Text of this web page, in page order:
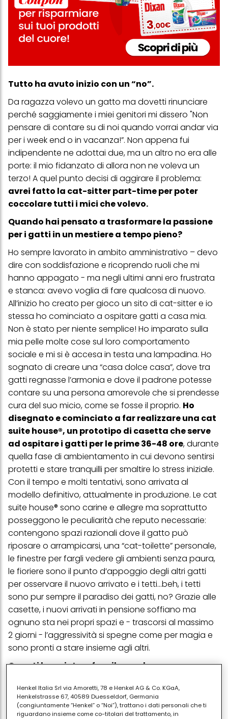
Tutto ha avuto inizio con un “no”.
Da ragazza volevo un gatto ma dovetti rinunciare
perché saggiamente i miei genitori mi dissero "Non
pensare di contare su di noi quando vorrai andar via
per i week end o in vacanza!”. Non appena fui
indipendente ne adottai due, ma un altro no era alle
porte: il mio fidanzato di allora non ne voleva un
terzo! A quel punto decisi di aggirare il problema:
avrei fatto la cat-sitter part-time per poter
coccolare tutti i mici che volevo.
Quando hai pensato a trasformare la passione
per i gatti in un mestiere a tempo pieno?
Ho sempre lavorato in ambito amministrativo – devo
dire con soddisfazione e ricoprendo ruoli che mi
hanno appagato - ma negli ultimi anni ero frustrata
e stanca: avevo voglia di fare qualcosa di nuovo.
All’inizio ho creato per gioco un sito di cat-sitter e io
stessa ho cominciato a ospitare gatti a casa mia.
Non è stato per niente semplice! Ho imparato sulla
mia pelle molte cose sul loro comportamento
sociale e mi si è accesa in testa una lampadina. Ho
sognato di creare una “casa dolce casa”, dove tra
gatti regnasse l’armonia e dove il padrone potesse
contare su una persona amorevole che si prendesse
cura del suo micio, come se fosse il proprio. Ho
disegnato e cominciato a far realizzare una cat
suite house®, un prototipo di casetta che serve
ad ospitare i gatti per le prime 36-48 ore, durante
quella fase di ambientamento in cui devono sentirsi
protetti e stare tranquilli per smaltire lo stress iniziale.
Con il tempo e molti tentativi, sono arrivata al
modello definitivo, attualmente in produzione. Le cat
suite house® sono carine e allegre ma soprattutto
posseggono le peculiarità che reputo necessarie:
contengono spazi razionali dove il gatto può
riposare o arrampicarsi, una “cat-toilette” personale,
le finestre per fargli vedere gli ambienti senza paura,
le fioriere sono il punto d’appoggio degli altri gatti
per osservare il nuovo arrivato e i tetti...beh, i tetti
sono pur sempre il paradiso dei gatti, no? Grazie alle
casette, i nuovi arrivati in pensione soffiano ma
ognuno sta nei propri spazi e - trascorsi al massimo
2 giorni - l’aggressività si spegne come per magia e
sono pronti a stare insieme agli altri.
Cosa ti ha spinta a fare il grande passo e creare
Per puro caso ho visto un loft all’interno di una ex-
fabbrica della Gio'Style, in zona quartiere Adriano a
Henkel Italia Srl via Amoretti, 78 e Henkel AG & Co. KGaA,
Henkelstrasse 67, 40589 Duesseldorf, Germania
(congiuntamente “Henkel” o “Noi”), trattano i dati personali che ti
riguardano insieme come co-titolari del trattamento, in